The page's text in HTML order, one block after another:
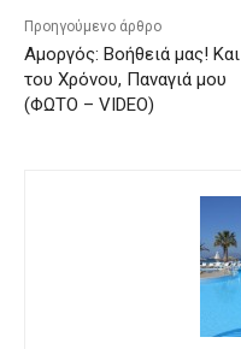
Προηγούμενο άρθρο
Αμοργός: Βοήθειά μας! Και
του Χρόνου, Παναγιά μου
(ΦΩΤΟ – VIDEO)